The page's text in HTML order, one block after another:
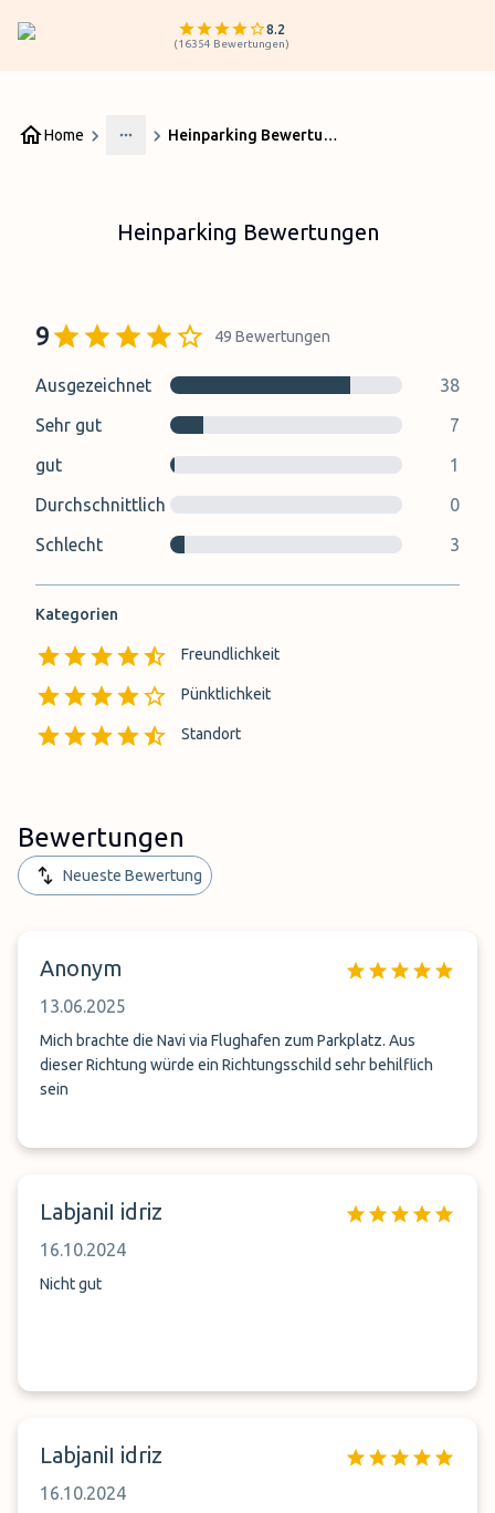
8.2
(16354 Bewertungen)
Home
More
Heinparking Bewertungen
Heinparking Bewertungen
9 49 Bewertungen
Ausgezeichnet
38
Sehr gut
7
gut
1
Durchschnittlich
0
Schlecht
3
Kategorien
Freundlichkeit
Pünktlichkeit
Standort
Bewertungen
Neueste Bewertung
Anonym
13.06.2025
Mich brachte die Navi via Flughafen zum Parkplatz. Aus
dieser Richtung würde ein Richtungsschild sehr behilflich
sein
LabjaniI idriz
16.10.2024
Nicht gut
LabjaniI idriz
16.10.2024